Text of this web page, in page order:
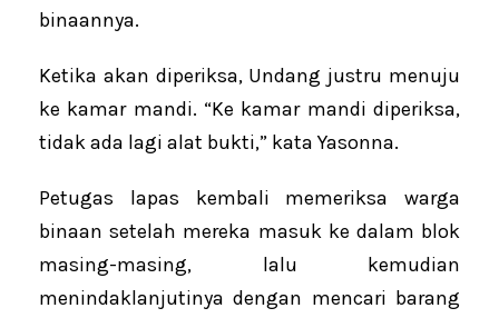
binaannya.
Ketika akan diperiksa, Undang justru menuju
ke kamar mandi. “Ke kamar mandi diperiksa,
tidak ada lagi alat bukti,” kata Yasonna.
Petugas lapas kembali memeriksa warga
binaan setelah mereka masuk ke dalam blok
masing-masing, lalu kemudian
menindaklanjutinya dengan mencari barang